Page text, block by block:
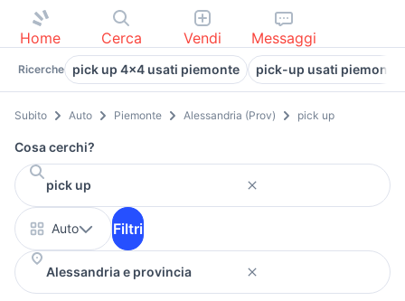
Home Cerca Vendi Messaggi
Ricerche pick up 4x4 usati piemonte pick-up usati piemonte
Subito Auto Piemonte Alessandria (Prov) pick up
Cosa cerchi?
Auto Filtri